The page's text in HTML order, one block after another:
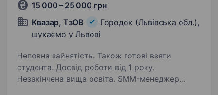
15 000 – 25 000 грн
Квазар, ТзОВ
Городок (Львівська обл.),
шукаємо у Львові
Неповна зайнятість. Також готові взяти
студента. Досвід роботи від 1 року.
Незакінчена вища освіта. SMM-менеджер